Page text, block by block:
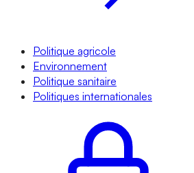
Politique agricole
Environnement
Politique sanitaire
Politiques internationales